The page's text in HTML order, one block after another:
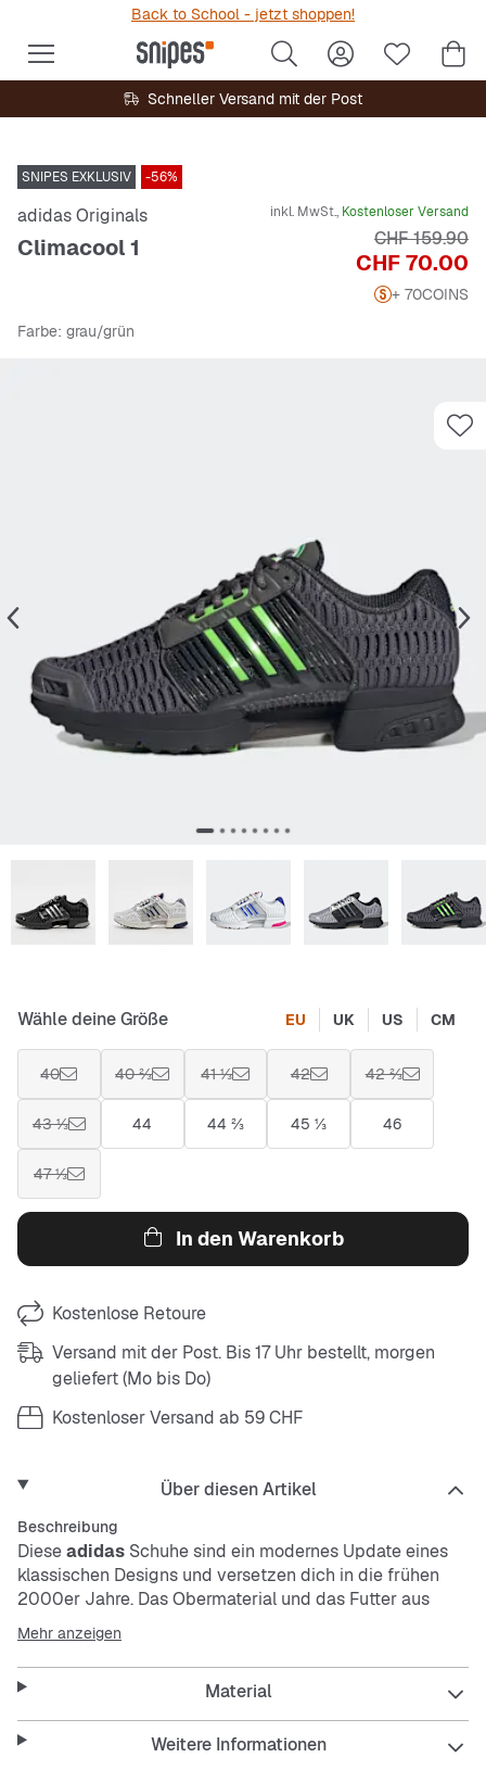
Back to School - jetzt shoppen!
Schneller Versand mit der Post
SNIPES EXKLUSIV -56%
adidas Originals
Climacool 1
inkl. MwSt., Kostenloser Versand
Preis
CHF 70.00
Originalpreis
CHF 159.90
+ 70COINS
Farbe: grau/grün
Wähle deine Größe EU UK US CM
40 40 ⅔ 41 ⅓ 42 42 ⅔
43 ⅓ 44 44 ⅔ 45 ⅓ 46
47 ⅓
In den Warenkorb
Kostenlose Retoure
Versand mit der Post. Bis 17 Uhr bestellt, morgen
geliefert (Mo bis Do)
Kostenloser Versand ab 59 CHF
Über diesen Artikel
Beschreibung
Dieseadidas Schuhe sind ein modernes Update eines
klassischen Designs und versetzen dich in die frühen
2000er Jahre. Das Obermaterial und das Futter aus
Textil sorgen für ein leichtes Tragegefühl bei jedem
Schritt, während die Laufsohle aus Synthetik und Gummi
für dauerhafte Traktion sorgt. Mit ihrer schlanken,
flachen Form kombinieren diese Schuhe Retro-Elemente
mit modernem Stil. CLIMACOOL leitet Feuchtigkeit von
der Haut ab und sorgt für ein kühles und trockenes
Mehr anzeigen
Material
Weitere Informationen